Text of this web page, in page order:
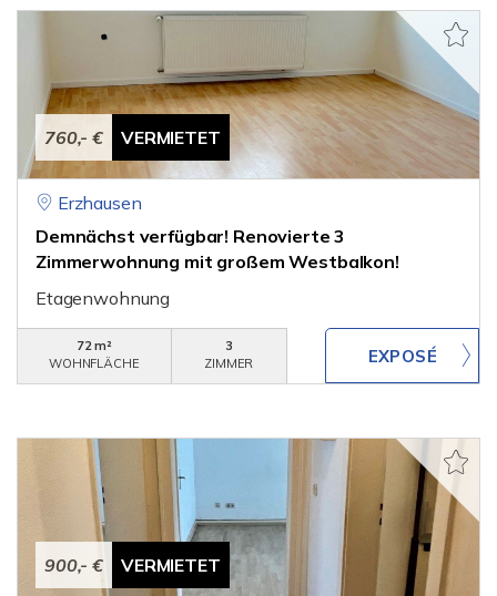
760,- € VERMIETET
Erzhausen
Demnächst verfügbar! Renovierte 3
Zimmerwohnung mit großem Westbalkon!
Etagenwohnung
72 m²
WOHNFLÄCHE
3
ZIMMER
900,- € VERMIETET